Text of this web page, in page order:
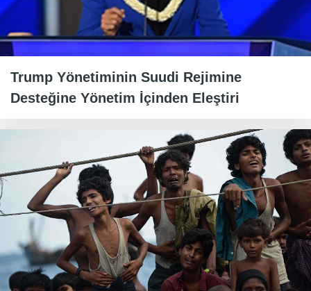
Trump Yönetiminin Suudi Rejimine
Desteğine Yönetim İçinden Eleştiri